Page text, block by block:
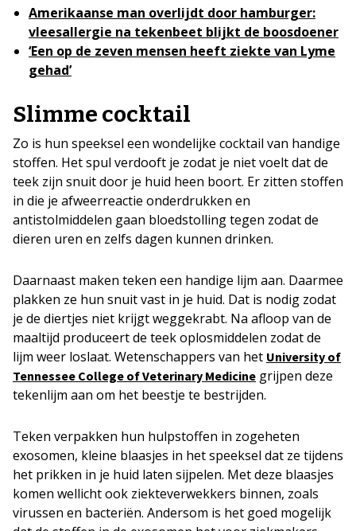
Amerikaanse man overlijdt door hamburger:
vleesallergie na tekenbeet blijkt de boosdoener
‘Een op de zeven mensen heeft ziekte van Lyme
gehad’
Slimme cocktail
Zo is hun speeksel een wondelijke cocktail van handige
stoffen. Het spul verdooft je zodat je niet voelt dat de
teek zijn snuit door je huid heen boort. Er zitten stoffen
in die je afweerreactie onderdrukken en
antistolmiddelen gaan bloedstolling tegen zodat de
dieren uren en zelfs dagen kunnen drinken.
Daarnaast maken teken een handige lijm aan. Daarmee
plakken ze hun snuit vast in je huid. Dat is nodig zodat
je de diertjes niet krijgt weggekrabt. Na afloop van de
maaltijd produceert de teek oplosmiddelen zodat de
lijm weer loslaat. Wetenschappers van het University of
Tennessee College of Veterinary Medicine grijpen deze
tekenlijm aan om het beestje te bestrijden.
Teken verpakken hun hulpstoffen in zogeheten
exosomen, kleine blaasjes in het speeksel dat ze tijdens
het prikken in je huid laten sijpelen. Met deze blaasjes
komen wellicht ook ziekteverwekkers binnen, zoals
virussen en bacteriën. Andersom is het goed mogelijk